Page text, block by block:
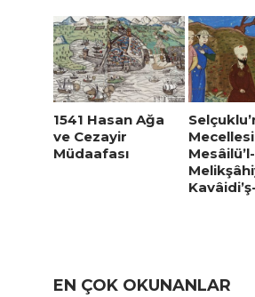
1541 Hasan Ağa
ve Cezayir
Müdaafası
Mesâilü’l-
EN ÇOK OKUNANLAR